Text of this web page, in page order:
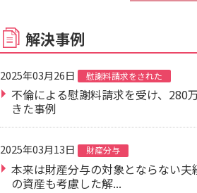
解決事例
2025年03月26日 慰謝料請求をされた
不倫による慰謝料請求を受け、280
きた事例
2025年03月13日 財産分与
本来は財産分与の対象とならない夫
の資産も考慮した解...